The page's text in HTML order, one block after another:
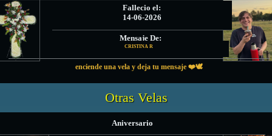
Fallecio el:
14-06-2026
Mensaje De:
CRISTINA R
enciende una vela y deja tu mensaje ❤️🕊
Otras Velas
Aniversario